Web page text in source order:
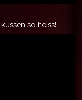
so heiss!